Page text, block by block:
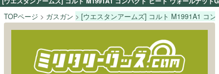
TOPページ ガスガン [ウエスタンアームズ] コルト M1991A1 コ